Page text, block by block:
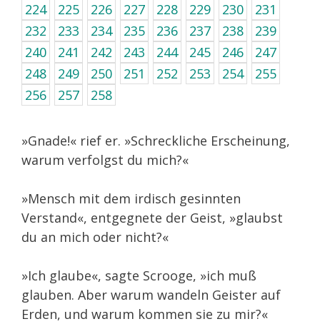
224
225 226 227 228 229 230
231
232
233 234 235 236 237 238
239
240
241 242 243 244 245 246
247
248
249 250 251 252 253 254
255
256
257 258
»Gnade!« rief er. »Schreckliche Erscheinung,
warum verfolgst du mich?«
»Mensch mit dem irdisch gesinnten
Verstand«, entgegnete der Geist, »glaubst
du an mich oder nicht?«
»Ich glaube«, sagte Scrooge, »ich muß
glauben. Aber warum wandeln Geister auf
Erden, und warum kommen sie zu mir?«